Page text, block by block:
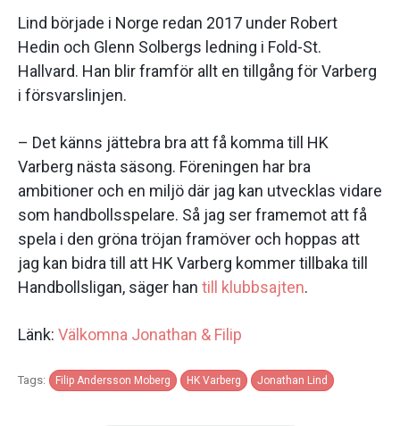
Lind började i Norge redan 2017 under Robert
Hedin och Glenn Solbergs ledning i Fold-St.
Hallvard. Han blir framför allt en tillgång för Varberg
i försvarslinjen.
– Det känns jättebra bra att få komma till HK
Varberg nästa säsong. Föreningen har bra
ambitioner och en miljö där jag kan utvecklas vidare
som handbollsspelare. Så jag ser framemot att få
spela i den gröna tröjan framöver och hoppas att
jag kan bidra till att HK Varberg kommer tillbaka till
Handbollsligan, säger han till klubbsajten.
Länk: Välkomna Jonathan & Filip
Tags: Filip Andersson Moberg HK Varberg Jonathan Lind